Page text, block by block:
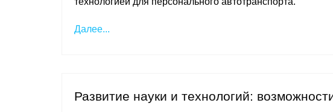
Далее...
Развитие науки и технологий: